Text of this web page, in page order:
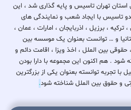
استان تهران تاسیس و پایه گذاری شد ، این
تاسیس با ایجاد شعب و نمایندگی های
، برزیل ، اذربایجان ، امارات ، عمان ،
و … توانست بعنوان یک موسسه بین
حقوقی بین الملل ، اخذ ویزا ، اقامت دائم و
. هم اکنون این مجموعه با دارا بودن
و وکیل با تجربه توانسته بعنوان یکی از بزرگترین
و حقوق بین الملل شناخته شود.